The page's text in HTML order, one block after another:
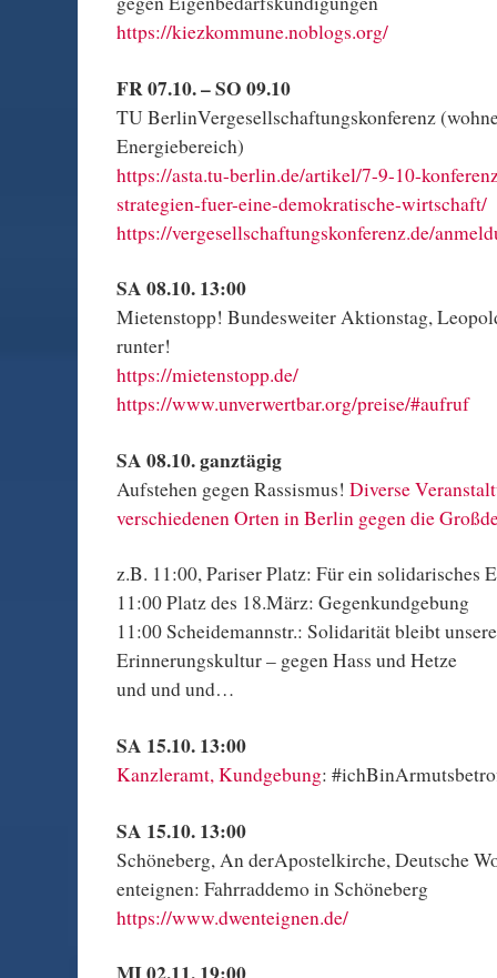
https://kiezkommune.noblogs.org/
FR 07.10. – SO 09.10
TU BerlinVergesellschaftungskonferenz
Energiebereich)
https://asta.tu-berlin.de/artikel/7-9-10-
strategien-fuer-eine-demokratische-wirtschaft/
https://vergesellschaftungskonferenz.de/
SA 08.10. 13:00
Mietenstopp! Bundesweiter Aktionstag,
runter!
https://mietenstopp.de/
https://www.unverwertbar.org/preise/#aufruf
SA 08.10. ganztägig
Aufstehen gegen Rassismus! Diverse
verschiedenen Orten in Berlin gegen die
z.B. 11:00, Pariser Platz: Für ein solidarisches
11:00 Platz des 18.März: Gegenkundgebung
11:00 Scheidemannstr.: Solidarität bleibt
Erinnerungskultur – gegen Hass und Hetze
und und und…
SA 15.10. 13:00
Kanzleramt, Kundgebung:
SA 15.10. 13:00
Schöneberg, An derApostelkirche, Deutsche
enteignen: Fahrraddemo in Schöneberg
https://www.dwenteignen.de/